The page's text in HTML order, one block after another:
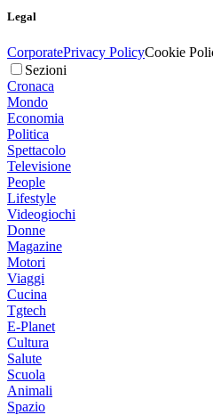
Legal
CorporatePrivacy PolicyCookie
Sezioni
Cronaca
Mondo
Economia
Politica
Spettacolo
Televisione
People
Lifestyle
Videogiochi
Donne
Magazine
Motori
Viaggi
Cucina
Tgtech
E-Planet
Cultura
Salute
Scuola
Animali
Spazio